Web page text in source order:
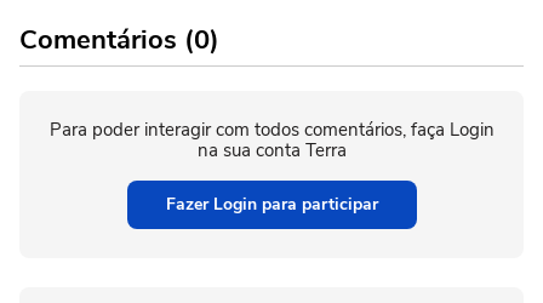
Comentários (0)
Para poder interagir com todos comentários, faça Login
na sua conta Terra
Fazer Login para participar